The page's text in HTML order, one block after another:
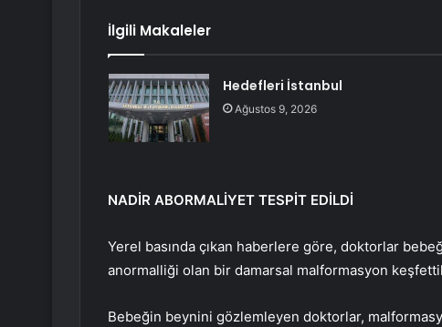
İlgili Makaleler
Hedefleri İstanbul
Ağustos 9, 2026
NADİR ABORMALİYET TESPİT EDİLDİ
Yerel basında çıkan haberlere göre, doktorlar
anormalliği olan bir damarsal malformasyon
Bebeğin beynini gözlemleyen doktorlar,